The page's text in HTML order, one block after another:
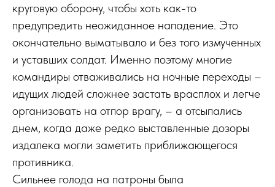
круговую оборону, чтобы хоть как-то
предупредить неожиданное нападение. Это
окончательно выматывало и без того измученных
и уставших солдат. Именно поэтому многие
командиры отваживались на ночные переходы –
идущих людей сложнее застать врасплох и легче
организовать на отпор врагу, – а отсыпались
днем, когда даже редко выставленные дозоры
издалека могли заметить приближающегося
противника.
Сильнее голода на патроны была